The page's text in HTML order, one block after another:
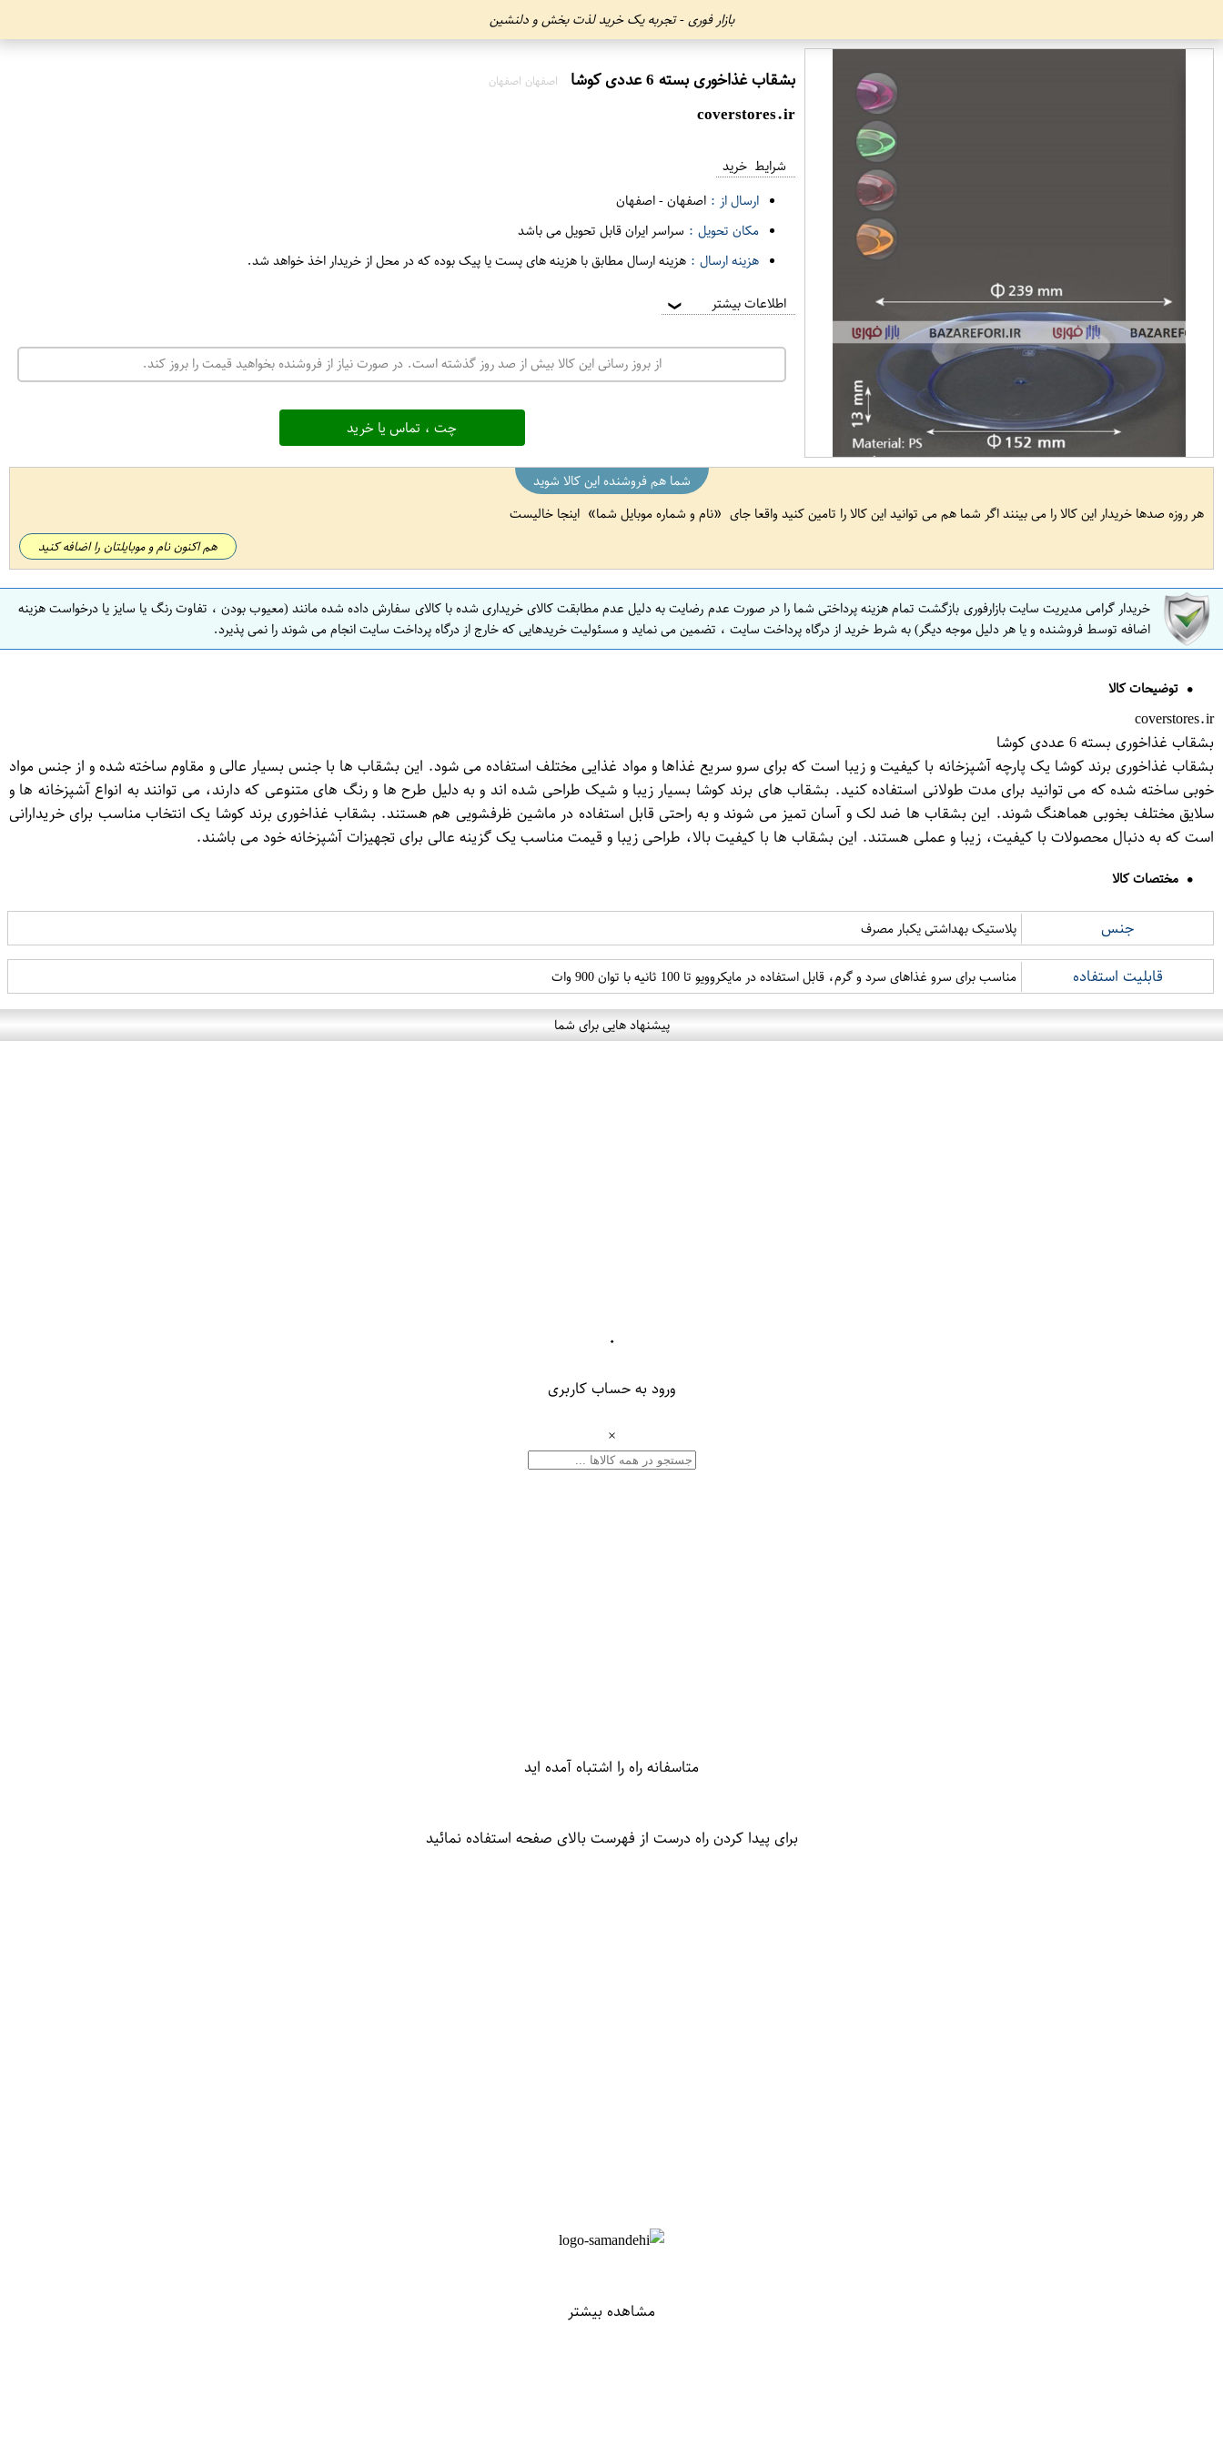
بازار فوری - تجربه یک خرید لذت بخش و دلنشین
بشقاب غذاخوری بسته 6 عددی کوشا اصفهان اصفهان
coverstores.ir
شرایط خرید
ارسال از : اصفهان-اصفهان
مکان تحویل : سراسر ایران قابل تحویل می باشد
هزینه ارسال : هزینه ارسال مطابق با هزینه های پست یا پیک بوده که در محل از خریدار اخذ خواهد شد.
اطلاعات بیشتر ❯
از بروز رسانی این کالا بیش از صد روز گذشته است. در صورت نیاز از فروشنده بخواهید قیمت را بروز کند.
چت ، تماس یا خرید
شما هم فروشنده این کالا شوید
هر روزه صدها خریدار این کالا را می بینند اگر شما هم می توانید این کالا را تامین کنید واقعا جای
نام و شماره موبایل شما اینجا خالیست
هم اکنون نام و موبایلتان را اضافه کنید
خریدار گرامی مدیریت سایت بازارفوری بازگشت تمام هزینه پرداختی شما را در صورت عدم رضایت به دلیل عدم مطابقت کالای خریداری شده با کالای سفارش داده شده مانند (معیوب بودن ، تفاوت رنگ یا سایز یا درخواست هزینه
اضافه توسط فروشنده و یا هر دلیل موجه دیگر) به شرط خرید از درگاه پرداخت سایت ، تضمین می نماید و مسئولیت خریدهایی که خارج از درگاه پرداخت سایت انجام می شوند را نمی پذیرد.
توضیحات کالا
coverstores.ir
بشقاب غذاخوری بسته 6 عددی کوشا
بشقاب غذاخوری برند کوشا یک پارچه آشپزخانه با کیفیت و زیبا است که برای سرو سریع غذاها و مواد غذایی مختلف استفاده می شود. این بشقاب ها با جنس بسیار عالی و مقاوم ساخته شده و از جنس مواد
خوبی ساخته شده که می توانید برای مدت طولانی استفاده کنید. بشقاب های برند کوشا بسیار زیبا و شیک طراحی شده اند و به دلیل طرح ها و رنگ های متنوعی که دارند، می توانند به انواع آشپزخانه ها و
سلایق مختلف بخوبی هماهنگ شوند. این بشقاب ها ضد لک و آسان تمیز می شوند و به راحتی قابل استفاده در ماشین ظرفشویی هم هستند. بشقاب غذاخوری برند کوشا یک انتخاب مناسب برای خریدارانی
است که به دنبال محصولات با کیفیت، زیبا و عملی هستند. این بشقاب ها با کیفیت بالا، طراحی زیبا و قیمت مناسب یک گزینه عالی برای تجهیزات آشپزخانه خود می باشند.
مختصات کالا
جنس پلاستیک بهداشتی یکبار مصرف
قابلیت استفاده مناسب برای سرو غذاهای سرد و گرم، قابل استفاده در مایکروویو تا 100 ثانیه با توان 900 وات
پیشنهاد هایی برای شما
۰
ورود به حساب کاربری
×
متاسفانه راه را اشتباه آمده اید
برای پیدا کردن راه درست از فهرست بالای صفحه استفاده نمائید
مشاهده بیشتر